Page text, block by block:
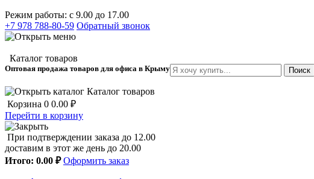
Режим работы: с 9.00 до 17.00
+7 978 788-80-59 Обратный звонок
Каталог товаров
Оптовая продажа товаров для офиса в Крыму
Поиск
Каталог товаров
Корзина 0 0.00 ₽
Перейти в корзину
При подтверждении заказа до 12.00
доставим в этот же день до 20.00
Итого: 0.00 ₽ Оформить заказ